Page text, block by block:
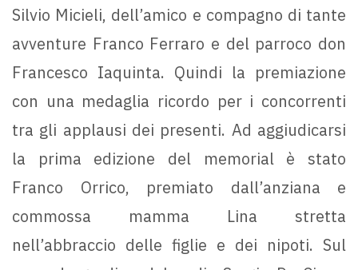
Silvio Micieli, dell’amico e compagno di tante
avventure Franco Ferraro e del parroco don
Francesco Iaquinta. Quindi la premiazione
con una medaglia ricordo per i concorrenti
tra gli applausi dei presenti. Ad aggiudicarsi
la prima edizione del memorial è stato
Franco Orrico, premiato dall’anziana e
commossa mamma Lina stretta
nell’abbraccio delle figlie e dei nipoti. Sul